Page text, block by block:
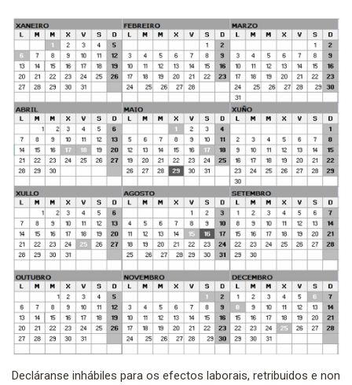
Decláranse inhábiles para os efectos laborais, retribuidos e non